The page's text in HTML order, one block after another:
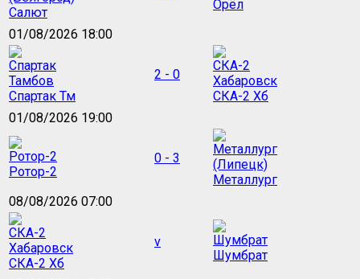
Салют
Орёл
01/08/2026 18:00
Спартак Тм
2 - 0
СКА-2 Хб
01/08/2026 19:00
Ротор-2
0 - 3
Металлург
08/08/2026 07:00
СКА-2 Хб
v
Шумбрат